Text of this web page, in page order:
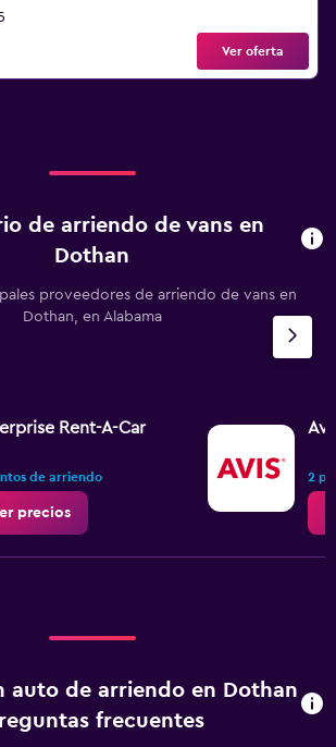
Ver oferta
de arriendo de vans en
Dothan
proveedores de arriendo de vans en
Dothan, en Alabama
Rent-A-Car
de arriendo
precios
2
auto de arriendo en Dothan
frecuentes